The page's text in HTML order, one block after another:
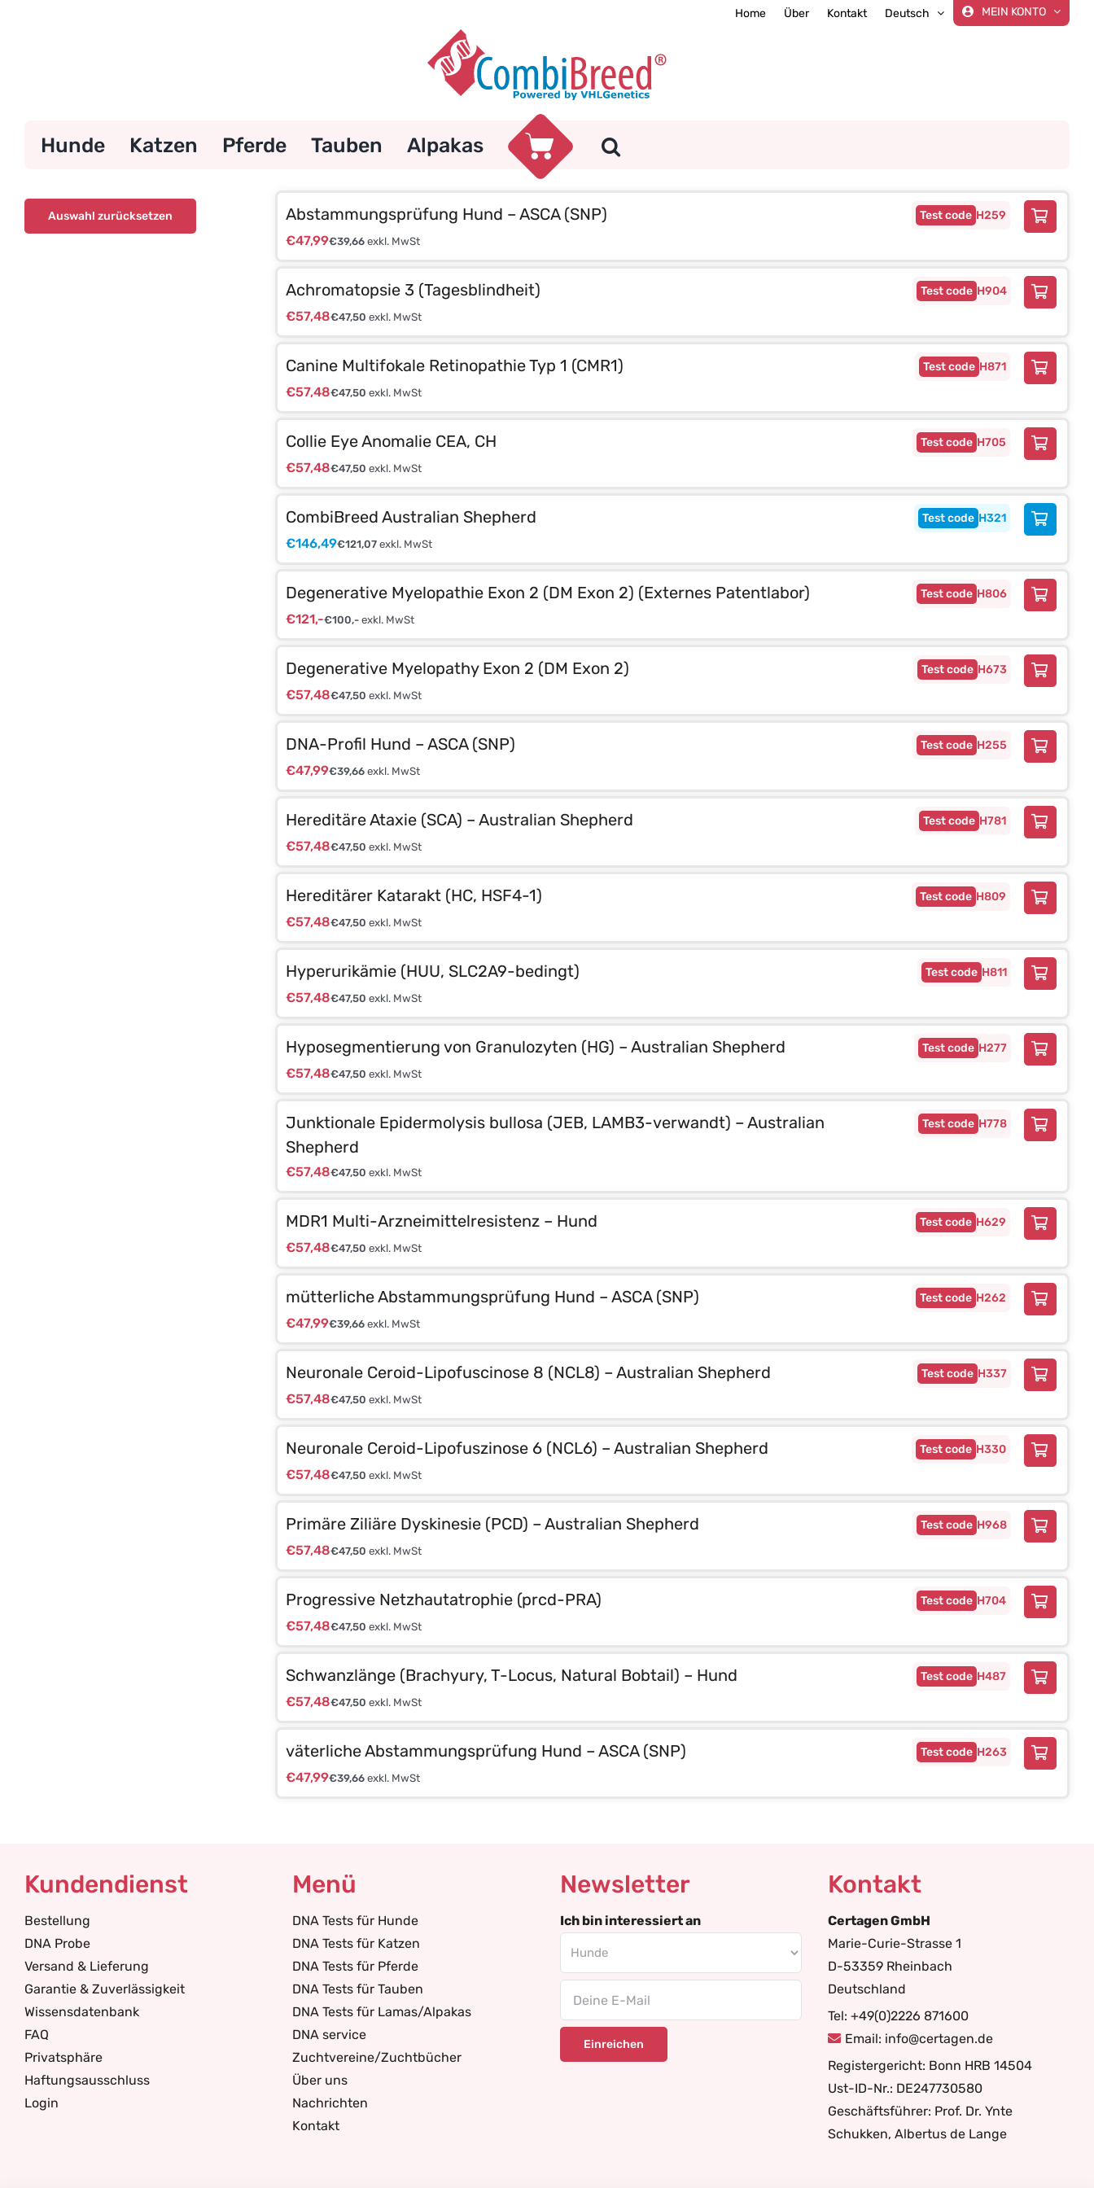
Home Über Kontakt Deutsch MEIN KONTO
Hunde Katzen Pferde Tauben Alpakas
H259
Abstammungsprüfung Hund – ASCA (SNP)
€47,99€39,66exkl. MwSt
H904
Achromatopsie 3 (Tagesblindheit)
€57,48€47,50 exkl. MwSt
H871
Canine Multifokale Retinopathie Typ 1 (CMR1)
€57,48€47,50 exkl. MwSt
H705
Collie Eye Anomalie CEA, CH
€57,48€47,50 exkl. MwSt
H321
CombiBreed Australian Shepherd
€146,49€121,07exkl. MwSt
H806
Degenerative Myelopathie Exon 2 (DM Exon 2) (Externes Patentlabor)
€121,-€100,-exkl. MwSt
H673
Degenerative Myelopathy Exon 2 (DM Exon 2)
€57,48€47,50 exkl. MwSt
H255
DNA-Profil Hund – ASCA (SNP)
€47,99€39,66exkl. MwSt
H781
Hereditäre Ataxie (SCA) – Australian Shepherd
€57,48€47,50 exkl. MwSt
H809
Hereditärer Katarakt (HC, HSF4-1)
€57,48€47,50 exkl. MwSt
H811
Hyperurikämie (HUU, SLC2A9-bedingt)
€57,48€47,50 exkl. MwSt
H277
Hyposegmentierung von Granulozyten (HG) – Australian Shepherd
€57,48€47,50 exkl. MwSt
H778
Junktionale Epidermolysis bullosa (JEB, LAMB3-verwandt) – Australian
Shepherd
€57,48€47,50 exkl. MwSt
H629
MDR1 Multi-Arzneimittelresistenz – Hund
€57,48€47,50 exkl. MwSt
H262
mütterliche Abstammungsprüfung Hund – ASCA (SNP)
€47,99€39,66exkl. MwSt
H337
Neuronale Ceroid-Lipofuscinose 8 (NCL8) – Australian Shepherd
€57,48€47,50 exkl. MwSt
H330
Neuronale Ceroid-Lipofuszinose 6 (NCL6) – Australian Shepherd
€57,48€47,50 exkl. MwSt
H968
Primäre Ziliäre Dyskinesie (PCD) – Australian Shepherd
€57,48€47,50 exkl. MwSt
H704
Progressive Netzhautatrophie (prcd-PRA)
€57,48€47,50 exkl. MwSt
H487
Schwanzlänge (Brachyury, T-Locus, Natural Bobtail) – Hund
€57,48€47,50 exkl. MwSt
H263
väterliche Abstammungsprüfung Hund – ASCA (SNP)
€47,99€39,66exkl. MwSt
Auswahl zurücksetzen
Kundendienst
Bestellung
DNA Probe
Versand & Lieferung
Garantie & Zuverlässigkeit
Wissensdatenbank
FAQ
Privatsphäre
Haftungsausschluss
Login
Menü
DNA Tests für Hunde
DNA Tests für Katzen
DNA Tests für Pferde
DNA Tests für Tauben
DNA Tests für Lamas/Alpakas
DNA service
Zuchtvereine/Zuchtbücher
Über uns
Nachrichten
Kontakt
Newsletter
Ich bin interessiert an
Kontakt
Certagen GmbH
Marie-Curie-Strasse 1
D-53359 Rheinbach
Deutschland
Tel: +49(0)2226 871600
Email: info@certagen.de
Registergericht: Bonn HRB 14504
Ust-ID-Nr.: DE247730580
Geschäftsführer: Prof. Dr. Ynte
Schukken, Albertus de Lange